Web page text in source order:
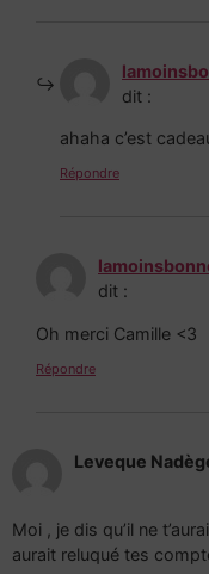
dit :
ahaha c’est
Répondre
dit :
Oh merci Camille <3
Répondre
Leveque
Moi , je dis qu’il ne
aurait reluqué tes